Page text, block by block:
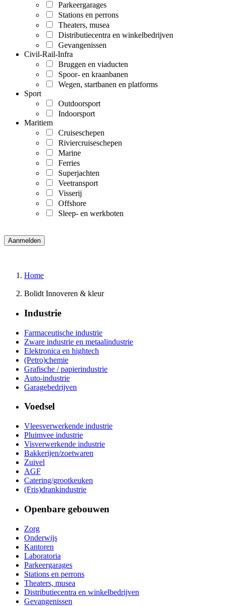
Parkeergarages
Stations en perrons
Theaters, musea
Distributiecentra en winkelbedrijven
Gevangenissen
Civil-Rail-Infra
Bruggen en viaducten
Spoor- en kraanbanen
Wegen, startbanen en platforms
Sport
Outdoorsport
Indoorsport
Maritiem
Cruiseschepen
Riviercruiseschepen
Marine
Ferries
Superjachten
Veetransport
Visserij
Offshore
Sleep- en werkboten
Home
Bolidt Innoveren & kleur
Industrie
Farmaceutische industrie
Zware industrie en metaalindustrie
Elektronica en hightech
(Petro)chemie
Grafische / papierindustrie
Auto-industrie
Garagebedrijven
Voedsel
Vleesverwerkende industrie
Pluimvee industrie
Visverwerkende industrie
Bakkerijen/zoetwaren
Zuivel
AGF
Catering/grootkeuken
(Fris)drankindustrie
Openbare gebouwen
Zorg
Onderwijs
Kantoren
Laboratoria
Parkeergarages
Stations en perrons
Theaters, musea
Distributiecentra en winkelbedrijven
Gevangenissen